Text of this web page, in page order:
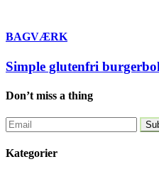
BAGVÆRK
Simple glutenfri
Don’t miss a thing
Kategorier